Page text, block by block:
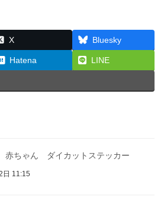
X
Bluesky
Hatena LINE
赤ちゃん ダイカットステッカー
日 11:15